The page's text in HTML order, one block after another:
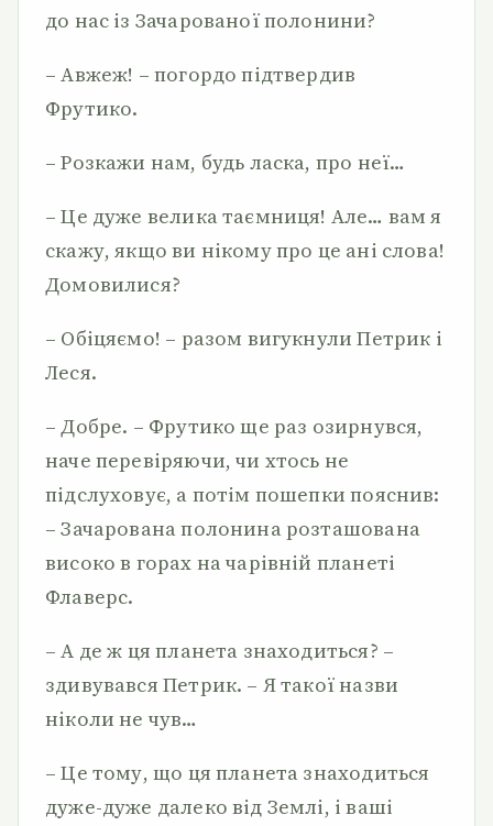
до нас із Зачарованої полонини?
– Авжеж! – погордо підтвердив
Фрутико.
– Розкажи нам, будь ласка, про неї…
– Це дуже велика таємниця! Але… вам я
скажу, якщо ви нікому про це ані слова!
Домовилися?
– Обіцяємо! – разом вигукнули Петрик і
Леся.
– Добре. – Фрутико ще раз озирнувся,
наче перевіряючи, чи хтось не
підслуховує, а потім пошепки пояснив:
– Зачарована полонина розташована
високо в горах на чарівній планеті
Флаверс.
– А де ж ця планета знаходиться? –
здивувався Петрик. – Я такої назви
ніколи не чув…
– Це тому, що ця планета знаходиться
дуже-дуже далеко від Землі, і ваші